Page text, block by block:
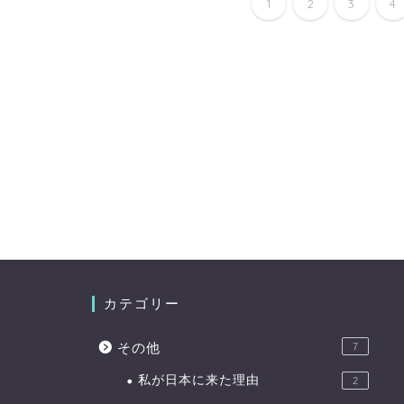
1 2 3 4
カテゴリー
その他 7
私が日本に来た理由 2